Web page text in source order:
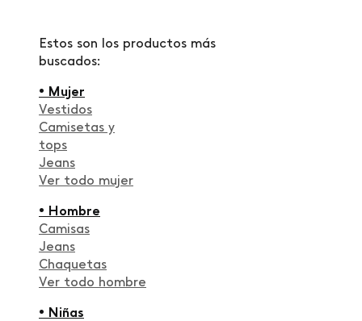
Estos son los productos más
buscados:
• Mujer
Vestidos
Camisetas y
tops
Jeans
Ver todo mujer
• Hombre
Camisas
Jeans
Chaquetas
Ver todo hombre
• Niñas